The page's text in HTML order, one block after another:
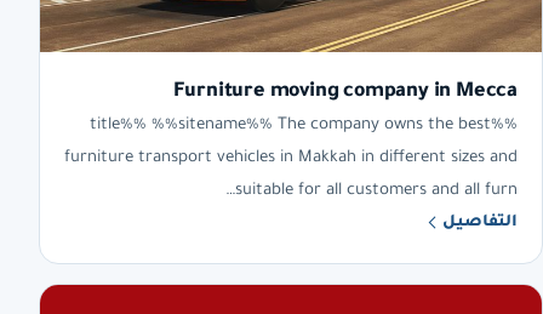
Furniture moving company in Mecca
%%title%% %%sitename%% The company owns the best
furniture transport vehicles in Makkah in different sizes and
suitable for all customers and all furn…
التفاصيل